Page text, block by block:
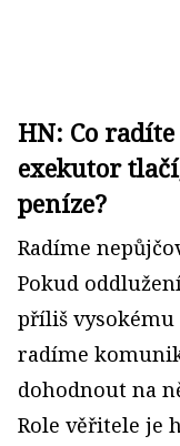
HN: Co
exekutor
peníze?
Radíme
Pokud
příliš
radíme
dohodnout na
Role věřitele je